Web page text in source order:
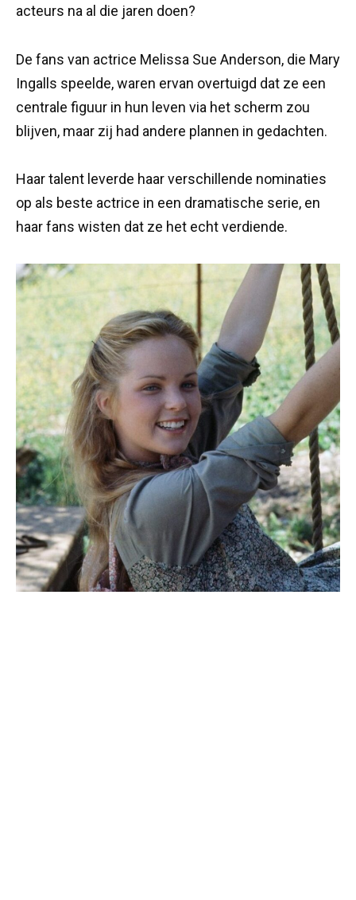
acteurs na al die jaren doen?
De fans van actrice Melissa Sue Anderson, die Mary
Ingalls speelde, waren ervan overtuigd dat ze een
centrale figuur in hun leven via het scherm zou
blijven, maar zij had andere plannen in gedachten.
Haar talent leverde haar verschillende nominaties
op als beste actrice in een dramatische serie, en
haar fans wisten dat ze het echt verdiende.